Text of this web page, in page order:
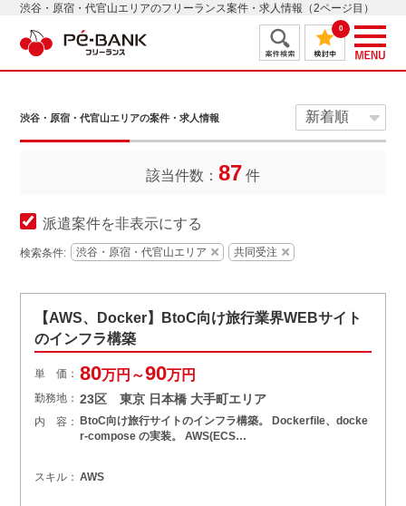
渋谷・原宿・代官山エリアのフリーランス案件・求人情報（2ページ目）
0
渋谷・原宿・代官山エリアの案件・求人情報
該当件数： 87 件
派遣案件を非表示にする
検索条件: 渋谷・原宿・代官山エリア 共同受注
【AWS、Docker】BtoC向け旅行業界WEBサイト
のインフラ構築
単 価： 80万円～90万円
勤務地： 23区 東京 日本橋 大手町エリア
内 容：
BtoC向け旅行サイトのインフラ構築。 Dockerfile、docke
r-compose の実装。 AWS(ECS…
スキル： AWS